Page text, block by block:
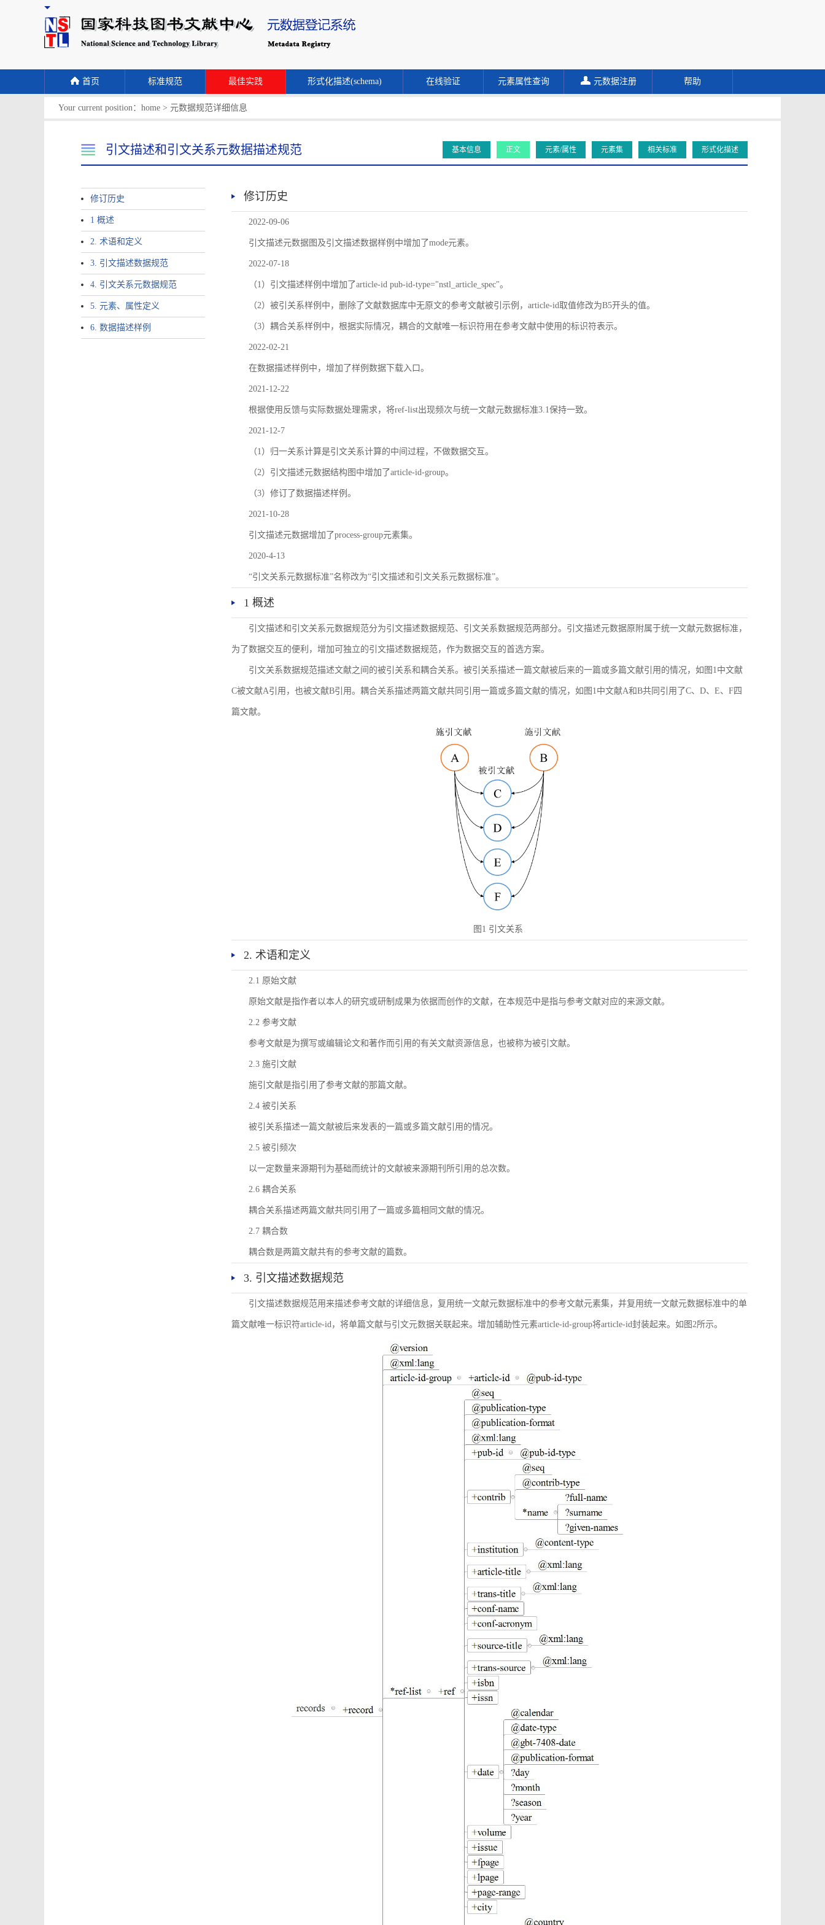
首页 标准规范 最佳实践 形式化描述(schema) 在线验证 元素属性查询 元数据注册 帮助
Your current position： home > 元数据规范详细信息
引文描述和引文关系元数据描述规范 基本信息 正文 元素/属性 元素集 相关标准 形式化描述
修订历史
1 概述
2. 术语和定义
3. 引文描述数据规范
4. 引文关系元数据规范
5. 元素、属性定义
6. 数据描述样例
修订历史
2022-09-06
引文描述元数据图及引文描述数据样例中增加了mode元素。
2022-07-18
（1）引文描述样例中增加了article-id pub-id-type="nstl_article_spec"。
（2）被引关系样例中，删除了文献数据库中无原文的参考文献被引示例，article-id取值修改为B5开头的值。
（3）耦合关系样例中，根据实际情况，耦合的文献唯一标识符用在参考文献中使用的标识符表示。
2022-02-21
在数据描述样例中，增加了样例数据下载入口。
2021-12-22
根据使用反馈与实际数据处理需求，将ref-list出现频次与统一文献元数据标准3.1保持一致。
2021-12-7
（1）归一关系计算是引文关系计算的中间过程，不做数据交互。
（2）引文描述元数据结构图中增加了article-id-group。
（3）修订了数据描述样例。
2021-10-28
引文描述元数据增加了process-group元素集。
2020-4-13
“引文关系元数据标准”名称改为“引文描述和引文关系元数据标准”。
1 概述
引文描述和引文关系元数据规范分为引文描述数据规范、引文关系数据规范两部分。引文描述元数据原附属于统一文献元数据标准，
为了数据交互的便利，增加可独立的引文描述数据规范，作为数据交互的首选方案。
引文关系数据规范描述文献之间的被引关系和耦合关系。被引关系描述一篇文献被后来的一篇或多篇文献引用的情况，如图1中文献
C被文献A引用，也被文献B引用。耦合关系描述两篇文献共同引用一篇或多篇文献的情况，如图1中文献A和B共同引用了C、D、E、F四
篇文献。
图1 引文关系
2. 术语和定义
2.1 原始文献
原始文献是指作者以本人的研究或研制成果为依据而创作的文献，在本规范中是指与参考文献对应的来源文献。
2.2 参考文献
参考文献是为撰写或编辑论文和著作而引用的有关文献资源信息，也被称为被引文献。
2.3 施引文献
施引文献是指引用了参考文献的那篇文献。
2.4 被引关系
被引关系描述一篇文献被后来发表的一篇或多篇文献引用的情况。
2.5 被引频次
以一定数量来源期刊为基础而统计的文献被来源期刊所引用的总次数。
2.6 耦合关系
耦合关系描述两篇文献共同引用了一篇或多篇相同文献的情况。
2.7 耦合数
耦合数是两篇文献共有的参考文献的篇数。
3. 引文描述数据规范
引文描述数据规范用来描述参考文献的详细信息，复用统一文献元数据标准中的参考文献元素集，并复用统一文献元数据标准中的单
篇文献唯一标识符article-id，将单篇文献与引文元数据关联起来。增加辅助性元素article-id-group将article-id封装起来。如图2所示。